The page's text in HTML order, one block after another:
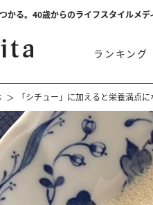
かる。40歳からのライフスタイルメデ
ランキング
「シチュー」に加えると栄養満点